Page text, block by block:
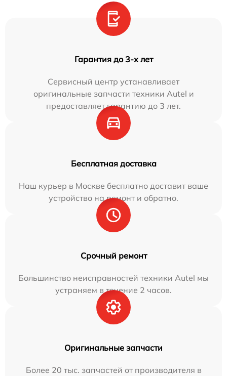
Гарантия до 3-х лет
Сервисный центр устанавливает
оригинальные запчасти техники Autel и
предоставляет гарантию до 3 лет.
Бесплатная доставка
Наш курьер в Москве бесплатно доставит ваше
устройство на ремонт и обратно.
Срочный ремонт
Большинство неисправностей техники Autel мы
устраняем в течение 2 часов.
Оригинальные запчасти
Более 20 тыс. запчастей от производителя в